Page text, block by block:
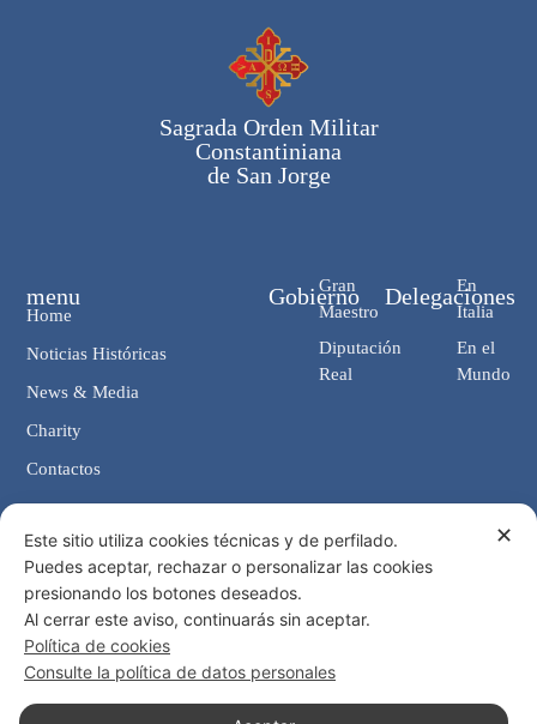
Sagrada Orden Militar
Constantiniana
de San Jorge
Gobierno
Gran
Maestro
Diputación
Real
Delegaciones
En
Italia
En el
Mundo
menu
Home
Noticias Históricas
News & Media
Charity
Contactos
Contactos
Cancillería: Via Giosuè Carducci, 4 00187 Roma (IT)
eMail: cancelleria@ordine-costantiniano.it
Tel. +39 06 47.41.190 +39 06 48.19.401
Social
✕
Este sitio utiliza cookies técnicas y de perfilado.
Puedes aceptar, rechazar o personalizar las cookies
presionando los botones deseados.
Al cerrar este aviso, continuarás sin aceptar.
Política de cookies
Consulte la política de datos personales